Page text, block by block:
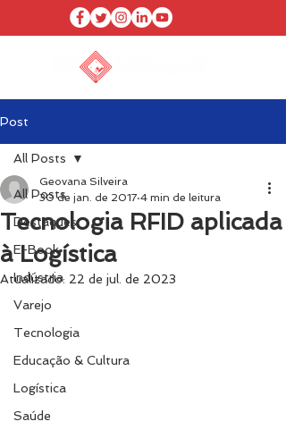
Post
All Posts
Destaques
E-Book
Indústria
Varejo
Tecnologia
Educação & Cultura
Logística
Saúde
All Posts
Tecnologia RFID aplicada
à Logística
Geovana Silveira
30 de jan. de 2017 4 min de leitura
Atualizado: 22 de jul. de 2023